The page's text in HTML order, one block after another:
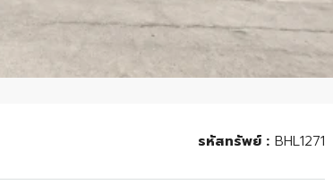
รหัสทรัพย์ : BHL1271